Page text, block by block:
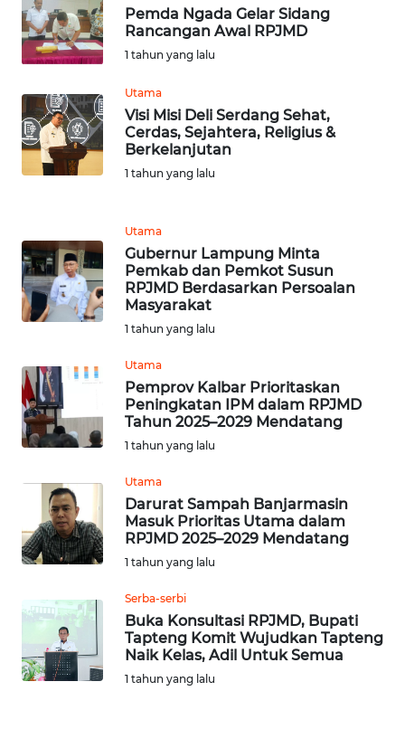
Pemda Ngada Gelar Sidang
Rancangan Awal RPJMD
1 tahun yang lalu
Utama
Visi Misi Deli Serdang Sehat,
Cerdas, Sejahtera, Religius &
Berkelanjutan
1 tahun yang lalu
Utama
Gubernur Lampung Minta
Pemkab dan Pemkot Susun
RPJMD Berdasarkan Persoalan
Masyarakat
1 tahun yang lalu
Utama
Pemprov Kalbar Prioritaskan
Peningkatan IPM dalam RPJMD
Tahun 2025–2029 Mendatang
1 tahun yang lalu
Utama
Darurat Sampah Banjarmasin
Masuk Prioritas Utama dalam
RPJMD 2025–2029 Mendatang
1 tahun yang lalu
Serba-serbi
Buka Konsultasi RPJMD, Bupati
Tapteng Komit Wujudkan Tapteng
Naik Kelas, Adil Untuk Semua
1 tahun yang lalu
SUMUT
WN
WN
JABAR
WN
NTT
WN
WN
PAPUA
BARAT
WN
RIAU
WN
SERAMBI
WN